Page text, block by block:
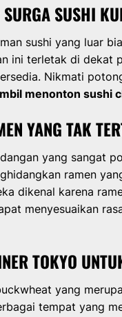
SUSHI
sushi yang luar
ini terletak di dekat
Nikmati
menonton sushi
YANG TAK
yang sangat
ramen
dikenal karena
menyesuaikan
TOKYO
yang
tempat yang